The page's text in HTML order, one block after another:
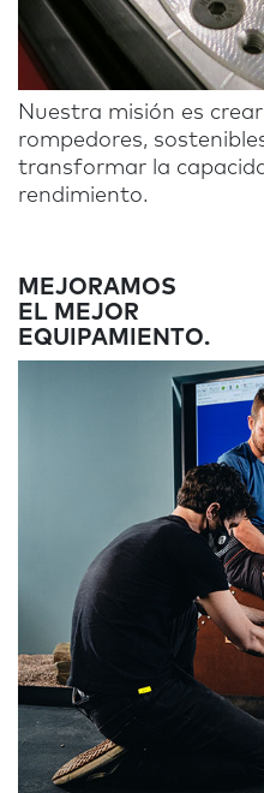
Nuestra misión es
rompedores,
transformar la
rendimiento.
MEJORAMOS
EL MEJOR
EQUIPAMIENTO.